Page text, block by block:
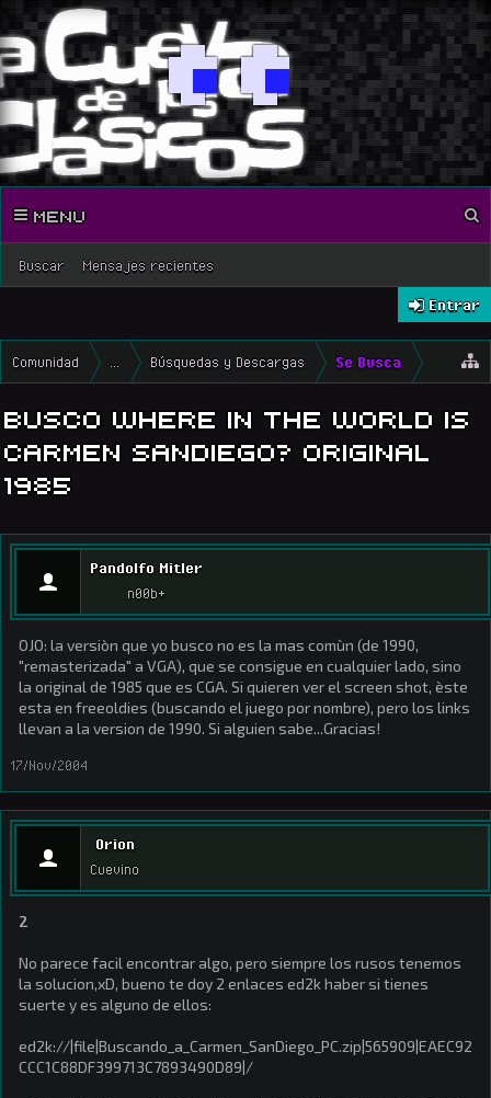
Buscar Mensajes recientes
MENU
Entrar
Comunidad Búsquedas y Descargas Se Busca
BUSCO WHERE IN THE WORLD IS
CARMEN SANDIEGO? ORIGINAL
1985
Pandolfo Mitler
n00b+
OJO: la versiòn que yo busco no es la mas comùn (de 1990,
"remasterizada" a VGA), que se consigue en cualquier lado, sino
la original de 1985 que es CGA. Si quieren ver el screen shot, èste
esta en freeoldies (buscando el juego por nombre), pero los links
llevan a la version de 1990. Si alguien sabe...Gracias!
17/Nov/2004
Orion
Cuevino
2
No parece facil encontrar algo, pero siempre los rusos tenemos
la solucion,xD, bueno te doy 2 enlaces ed2k haber si tienes
suerte y es alguno de ellos:
ed2k://|file|Buscando_a_Carmen_SanDiego_PC.zip|565909|EAEC92
CCC1C88DF399713C7893490D89|/